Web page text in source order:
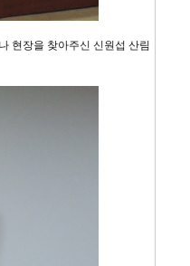
현장을 찾아주신 신원섭 산림